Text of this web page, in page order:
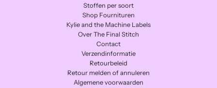
Stoffen per soort
Shop Fournituren
Kylie and the Machine Labels
Over The Final Stitch
Contact
Verzendinformatie
Retourbeleid
Retour melden of annuleren
Algemene voorwaarden